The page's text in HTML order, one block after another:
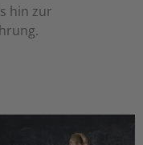
hin zur